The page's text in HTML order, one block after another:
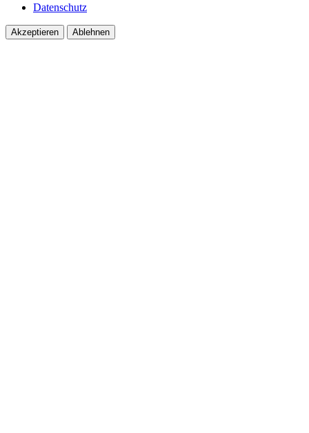
Datenschutz
Akzeptieren Ablehnen